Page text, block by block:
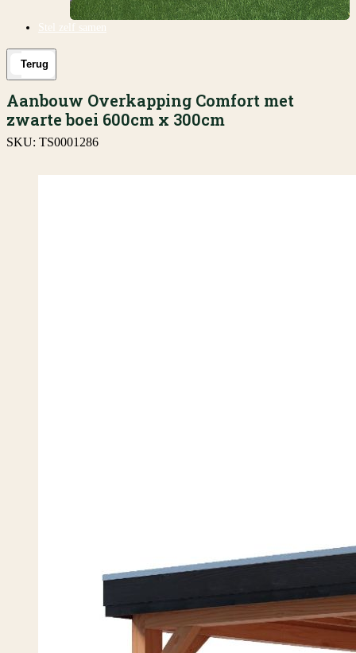
Stel zelf samen
Terug
Aanbouw Overkapping Comfort met
zwarte boei 600cm x 300cm
SKU: TS0001286